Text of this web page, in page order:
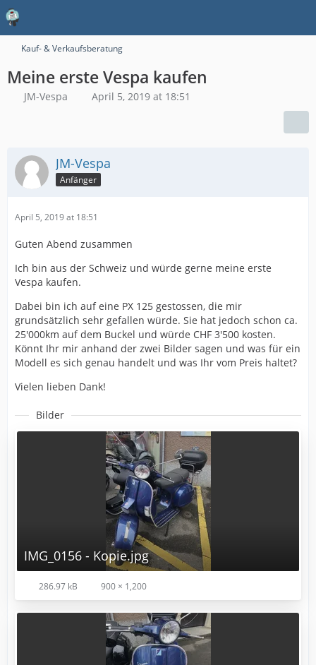
Kauf- & Verkaufsberatung
Meine erste Vespa kaufen
JM-Vespa April 5, 2019 at 18:51
JM-Vespa
Anfänger
April 5, 2019 at 18:51
Guten Abend zusammen
Ich bin aus der Schweiz und würde gerne meine erste
Vespa kaufen.
Dabei bin ich auf eine PX 125 gestossen, die mir
grundsätzlich sehr gefallen würde. Sie hat jedoch schon ca.
25'000km auf dem Buckel und würde CHF 3'500 kosten.
Könnt Ihr mir anhand der zwei Bilder sagen und was für ein
Modell es sich genau handelt und was Ihr vom Preis haltet?
Vielen lieben Dank!
Bilder
IMG_0156 - Kopie.jpg
286.97 kB 900 × 1,200